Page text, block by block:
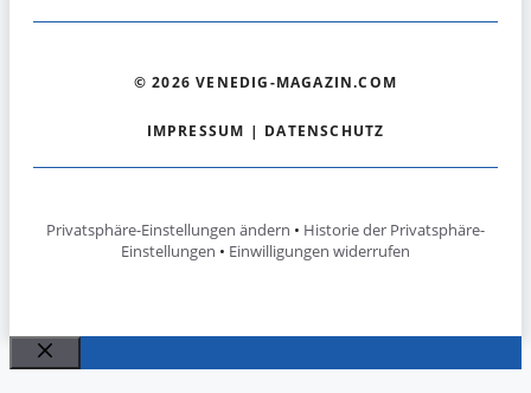
© 2026 VENEDIG-MAGAZIN.COM
IMPRESSUM | DATENSCHUTZ
Privatsphäre-Einstellungen ändern • Historie der Privatsphäre-
Einstellungen • Einwilligungen widerrufen
Schließen